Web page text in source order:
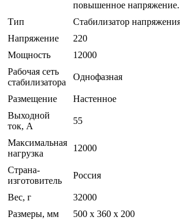
повышенное напряжение.
Тип
Стабилизатор
Напряжение
220
Мощность
12000
Рабочая сеть
стабилизатора
Однофазная
Размещение
Настенное
Выходной
ток, А
55
Максимальная
нагрузка
12000
Страна-
изготовитель
Россия
Вес, г
32000
Размеры, мм
500 х 360 х 200